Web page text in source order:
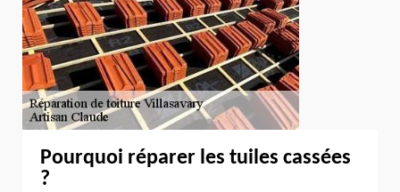
Pourquoi réparer les tuiles cassées
?